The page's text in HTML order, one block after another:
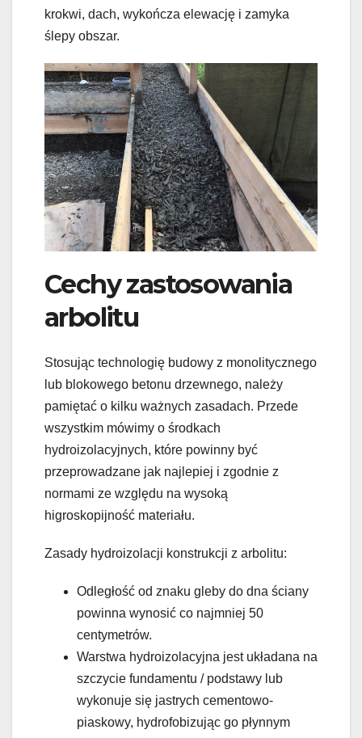
krokwi, dach, wykończa elewację i zamyka
ślepy obszar.
Cechy zastosowania
arbolitu
Stosując technologię budowy z monolitycznego
lub blokowego betonu drzewnego, należy
pamiętać o kilku ważnych zasadach. Przede
wszystkim mówimy o środkach
hydroizolacyjnych, które powinny być
przeprowadzane jak najlepiej i zgodnie z
normami ze względu na wysoką
higroskopijność materiału.
Zasady hydroizolacji konstrukcji z arbolitu:
Odległość od znaku gleby do dna ściany
powinna wynosić co najmniej 50
centymetrów.
Warstwa hydroizolacyjna jest układana na
szczycie fundamentu / podstawy lub
wykonuje się jastrych cementowo-
piaskowy, hydrofobizując go płynnym